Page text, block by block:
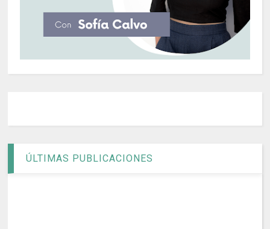
ÚLTIMAS PUBLICACIONES